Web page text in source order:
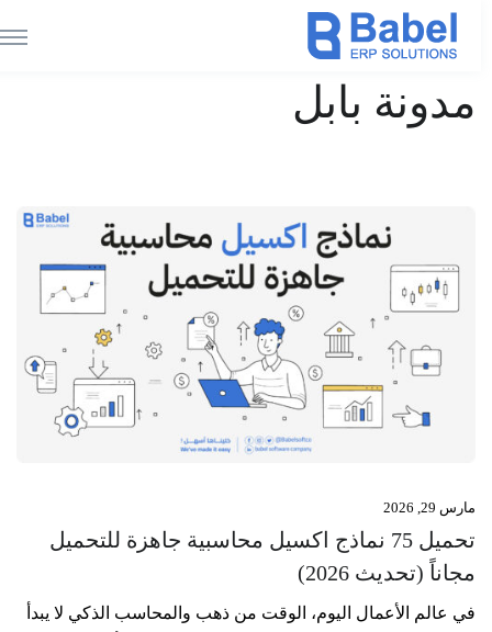
مدونة بابل
مارس 29, 2026
تحميل 75 نماذج اكسيل محاسبية جاهزة للتحميل
مجاناً (تحديث 2026)
في عالم الأعمال اليوم، الوقت من ذهب والمحاسب الذكي لا يبدأ